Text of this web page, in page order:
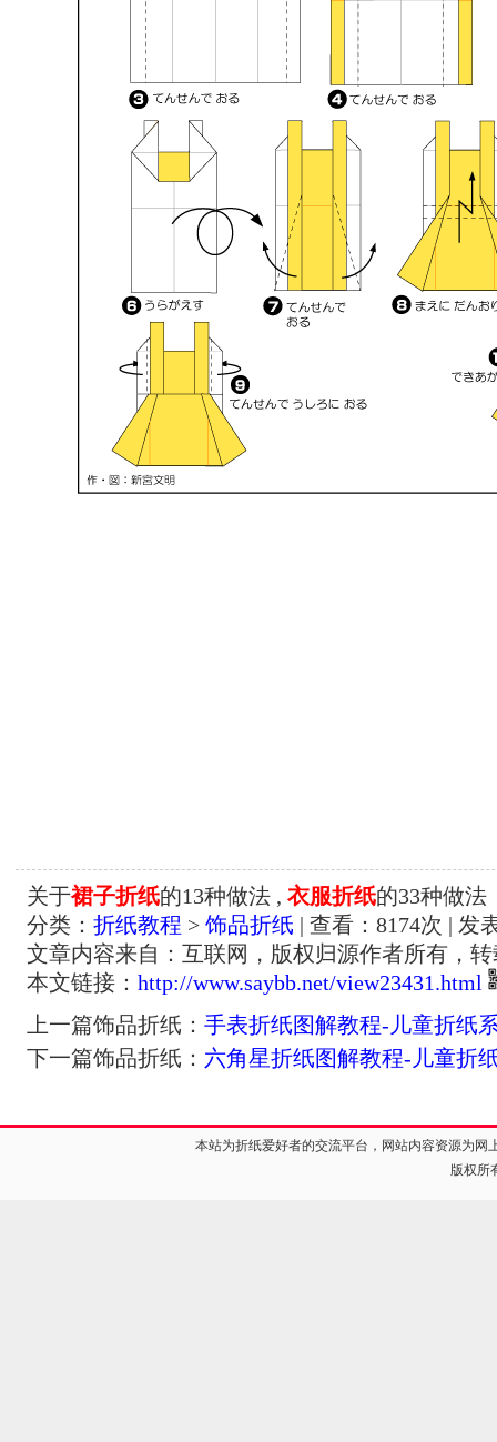
关于裙子折纸的13种做法 , 衣服折纸的33种做法
分类： 折纸教程 > 饰品折纸 | 查看： 8174次 | 发
文章内容来自：互联网，版权归源作者所有，
本文链接： http://www.saybb.net/view23431.html
上一篇饰品折纸： 手表折纸图解教程-儿童折纸
下一篇饰品折纸： 六角星折纸图解教程-儿童折
本站为折纸爱好者的交流平台，网站内容资源为
版权所